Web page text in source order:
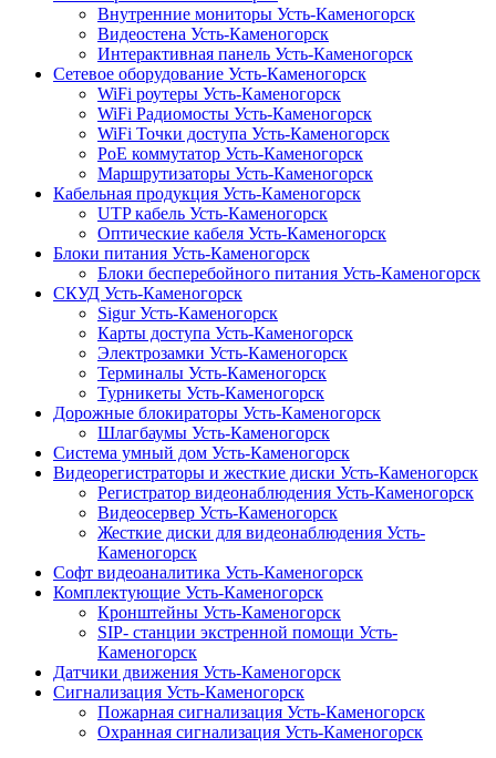
Внутренние мониторы Усть-Каменогорск
Видеостена Усть-Каменогорск
Интерактивная панель Усть-Каменогорск
Сетевое оборудование Усть-Каменогорск
WiFi роутеры Усть-Каменогорск
WiFi Радиомосты Усть-Каменогорск
WiFi Точки доступа Усть-Каменогорск
PoE коммутатор Усть-Каменогорск
Маршрутизаторы Усть-Каменогорск
Кабельная продукция Усть-Каменогорск
UTP кабель Усть-Каменогорск
Оптические кабеля Усть-Каменогорск
Блоки питания Усть-Каменогорск
Блоки бесперебойного питания Усть-Каменогорск
СКУД Усть-Каменогорск
Sigur Усть-Каменогорск
Карты доступа Усть-Каменогорск
Электрозамки Усть-Каменогорск
Терминалы Усть-Каменогорск
Турникеты Усть-Каменогорск
Дорожные блокираторы Усть-Каменогорск
Шлагбаумы Усть-Каменогорск
Система умный дом Усть-Каменогорск
Видеорегистраторы и жесткие диски Усть-Каменогорск
Регистратор видеонаблюдения Усть-Каменогорск
Видеосервер Усть-Каменогорск
Жесткие диски для видеонаблюдения Усть-
Каменогорск
Софт видеоаналитика Усть-Каменогорск
Комплектующие Усть-Каменогорск
Кронштейны Усть-Каменогорск
SIP- станции экстренной помощи Усть-
Каменогорск
Датчики движения Усть-Каменогорск
Сигнализация Усть-Каменогорск
Пожарная сигнализация Усть-Каменогорск
Охранная сигнализация Усть-Каменогорск